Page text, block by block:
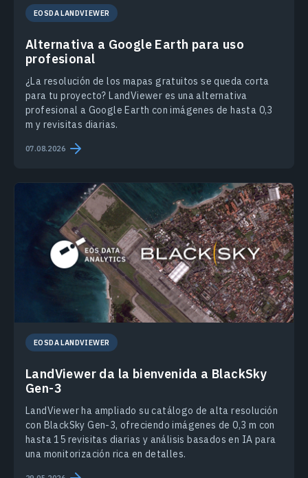
EOSDA LANDVIEWER
Alternativa a Google Earth para uso
profesional
¿La resolución de los mapas gratuitos se queda corta
para tu proyecto? LandViewer es una alternativa
profesional a Google Earth con imágenes de hasta 0,3
m y revisitas diarias.
07.08.2026
EOSDA LANDVIEWER
LandViewer da la bienvenida a BlackSky
Gen-3
LandViewer ha ampliado su catálogo de alta resolución
con BlackSky Gen-3, ofreciendo imágenes de 0,3 m con
hasta 15 revisitas diarias y análisis basados en IA para
una monitorización rica en detalles.